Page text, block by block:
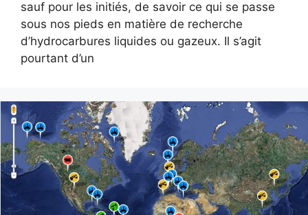
sauf pour les initiés, de savoir ce qui se passe
sous nos pieds en matière de recherche
d’hydrocarbures liquides ou gazeux. Il s’agit
pourtant d’un